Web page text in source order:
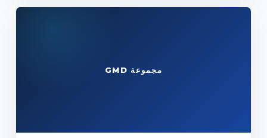
مجموعة GMD